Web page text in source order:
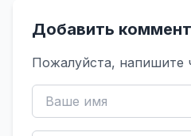
Добавить
Пожалуйста, напишите